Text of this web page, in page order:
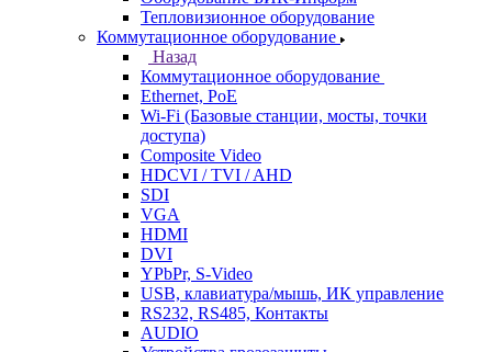
Тепловизионное оборудование
Коммутационное оборудование
Назад
Коммутационное оборудование
Ethernet, PoE
Wi-Fi (Базовые станции, мосты, точки
доступа)
Composite Video
HDCVI / TVI / AHD
SDI
VGA
HDMI
DVI
YPbPr, S-Video
USB, клавиатура/мышь, ИК управление
RS232, RS485, Контакты
AUDIO